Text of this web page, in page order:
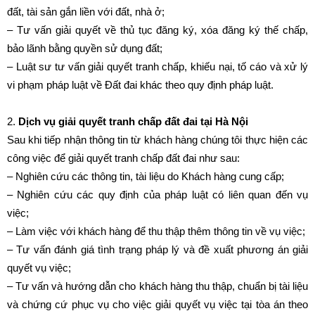
đất, tài sản gắn liền với đất, nhà ở;
– Tư vấn giải quyết về thủ tục đăng ký, xóa đăng ký thế chấp,
bảo lãnh bằng quyền sử dụng đất;
– Luật sư tư vấn giải quyết tranh chấp, khiếu nại, tố cáo và xử lý
vi phạm pháp luật về Đất đai khác theo quy định pháp luật.
2. Dịch vụ giải quyết tranh chấp đất đai tại Hà Nội
Sau khi tiếp nhận thông tin từ khách hàng chúng tôi thực hiện các
công việc để giải quyết tranh chấp đất đai như sau:
– Nghiên cứu các thông tin, tài liệu do Khách hàng cung cấp;
– Nghiên cứu các quy định của pháp luật có liên quan đến vụ
việc;
– Làm việc với khách hàng để thu thập thêm thông tin về vụ việc;
– Tư vấn đánh giá tình trạng pháp lý và đề xuất phương án giải
quyết vụ việc;
– Tư vấn và hướng dẫn cho khách hàng thu thập, chuẩn bị tài liệu
và chứng cứ phục vụ cho việc giải quyết vụ việc tại tòa án theo